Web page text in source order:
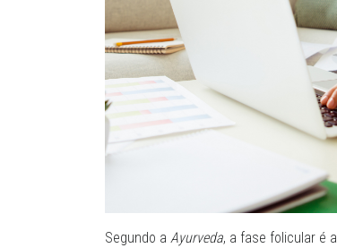
Segundo a Ayurveda, a fase folicular é a